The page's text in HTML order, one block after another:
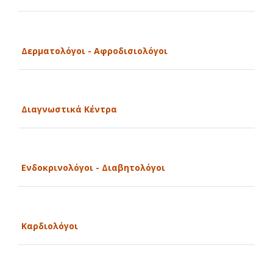
Δερματολόγοι - Αφροδισιολόγοι
Διαγνωστικά Κέντρα
Ενδοκρινολόγοι - Διαβητολόγοι
Καρδιολόγοι